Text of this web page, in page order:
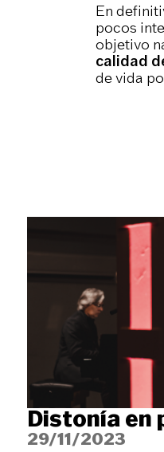
En
pocos
objetivo
calidad
de vida
Distonía en
29/11/2023